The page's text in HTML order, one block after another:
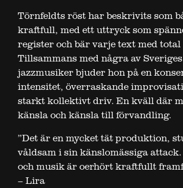
Törnfeldts röst har beskrivits som
kraftfull, med ett uttryck som
register och bär varje text med
Tillsammans med några av
jazzmusiker bjuder hon på en
intensitet, överraskande
starkt kollektivt driv. En kväll där
känsla och känsla till förvandling.
”Det är en mycket tät produktion,
våldsam i sin känslomässiga
och musik är oerhört kraftfullt
– Lira